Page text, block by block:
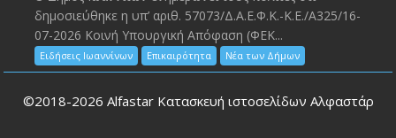
δημοσιεύθηκε η υπ’ αριθ. 57073/Δ.Α.Ε.Φ.Κ.-Κ.Ε./Α325/16-
07-2026 Κοινή Υπουργική Απόφαση (ΦΕΚ...
Ειδήσεις Ιωαννίνων Επικαιρότητα Νέα των Δήμων
©2018-2026 Alfastar Κατασκευή ιστοσελίδων Αλφαστάρ